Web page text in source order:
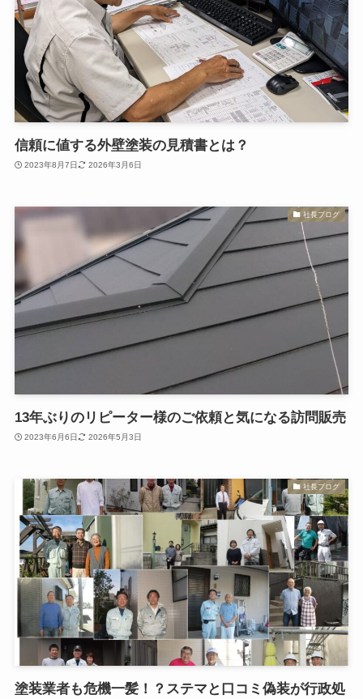
信頼に値する外壁塗装の見積書とは？
2023年8月7日 2026年3月6日
社長ブログ
13年ぶりのリピーター様のご依頼と気になる訪問販売
2023年6月6日 2026年5月3日
社長ブログ
塗装業者も危機一髪！？ステマと口コミ偽装が行政処